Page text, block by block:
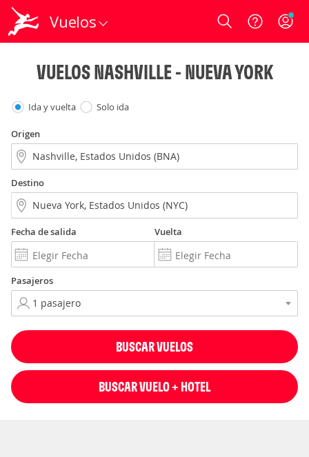
Vuelos Login
VUELOS NASHVILLE - NUEVA YORK
Ida y vuelta Solo ida
Origen
Destino
Fecha de salida Vuelta
Pasajeros
BUSCAR VUELOS
BUSCAR VUELO + HOTEL